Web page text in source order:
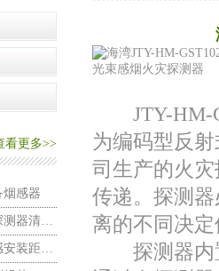
看更多>>
烟感器
烟感探测器维修，烟感探测器清洗维护
消防烟感安装，消防烟感安装距离要求
JTY-HM-
为编码型反
司生产的火
传递。探测
离的不同决
探测器内置